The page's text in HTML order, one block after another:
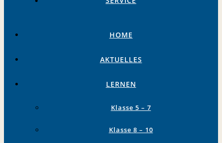
HOME
AKTUELLES
LERNEN
Klasse 5 – 7
Klasse 8 – 10